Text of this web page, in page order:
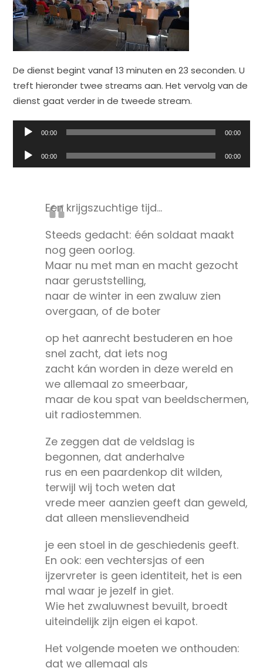
De dienst begint vanaf 13 minuten en 23 seconden. U
treft hieronder twee streams aan. Het vervolg van de
dienst gaat verder in de tweede stream.
Audiospeler
00:00 00:00
Audiospeler
00:00 00:00
Een krijgszuchtige tijd…
Steeds gedacht: één soldaat maakt
nog geen oorlog.
Maar nu met man en macht gezocht
naar geruststelling,
naar de winter in een zwaluw zien
overgaan, of de boter
op het aanrecht bestuderen en hoe
snel zacht, dat iets nog
zacht kán worden in deze wereld en
we allemaal zo smeerbaar,
maar de kou spat van beeldschermen,
uit radiostemmen.
Ze zeggen dat de veldslag is
begonnen, dat anderhalve
rus en een paardenkop dit wilden,
terwijl wij toch weten dat
vrede meer aanzien geeft dan geweld,
dat alleen menslievendheid
je een stoel in de geschiedenis geeft.
En ook: een vechtersjas of een
ijzervreter is geen identiteit, het is een
mal waar je jezelf in giet.
Wie het zwaluwnest bevuilt, broedt
uiteindelijk zijn eigen ei kapot.
Het volgende moeten we onthouden:
dat we allemaal als